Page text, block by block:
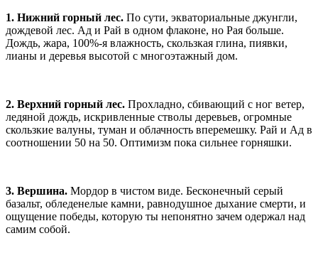
1. Нижний горный лес. По сути, экваториальные джунгли,
дождевой лес. Ад и Рай в одном флаконе, но Рая больше.
Дождь, жара, 100%-я влажность, скользкая глина, пиявки,
лианы и деревья высотой с многоэтажный дом.
2. Верхний горный лес. Прохладно, сбивающий с ног ветер,
ледяной дождь, искривленные стволы деревьев, огромные
скользкие валуны, туман и облачность вперемешку. Рай и Ад в
соотношении 50 на 50. Оптимизм пока сильнее горняшки.
3. Вершина. Мордор в чистом виде. Бесконечный серый
базальт, обледенелые камни, равнодушное дыхание смерти, и
ощущение победы, которую ты непонятно зачем одержал над
самим собой.